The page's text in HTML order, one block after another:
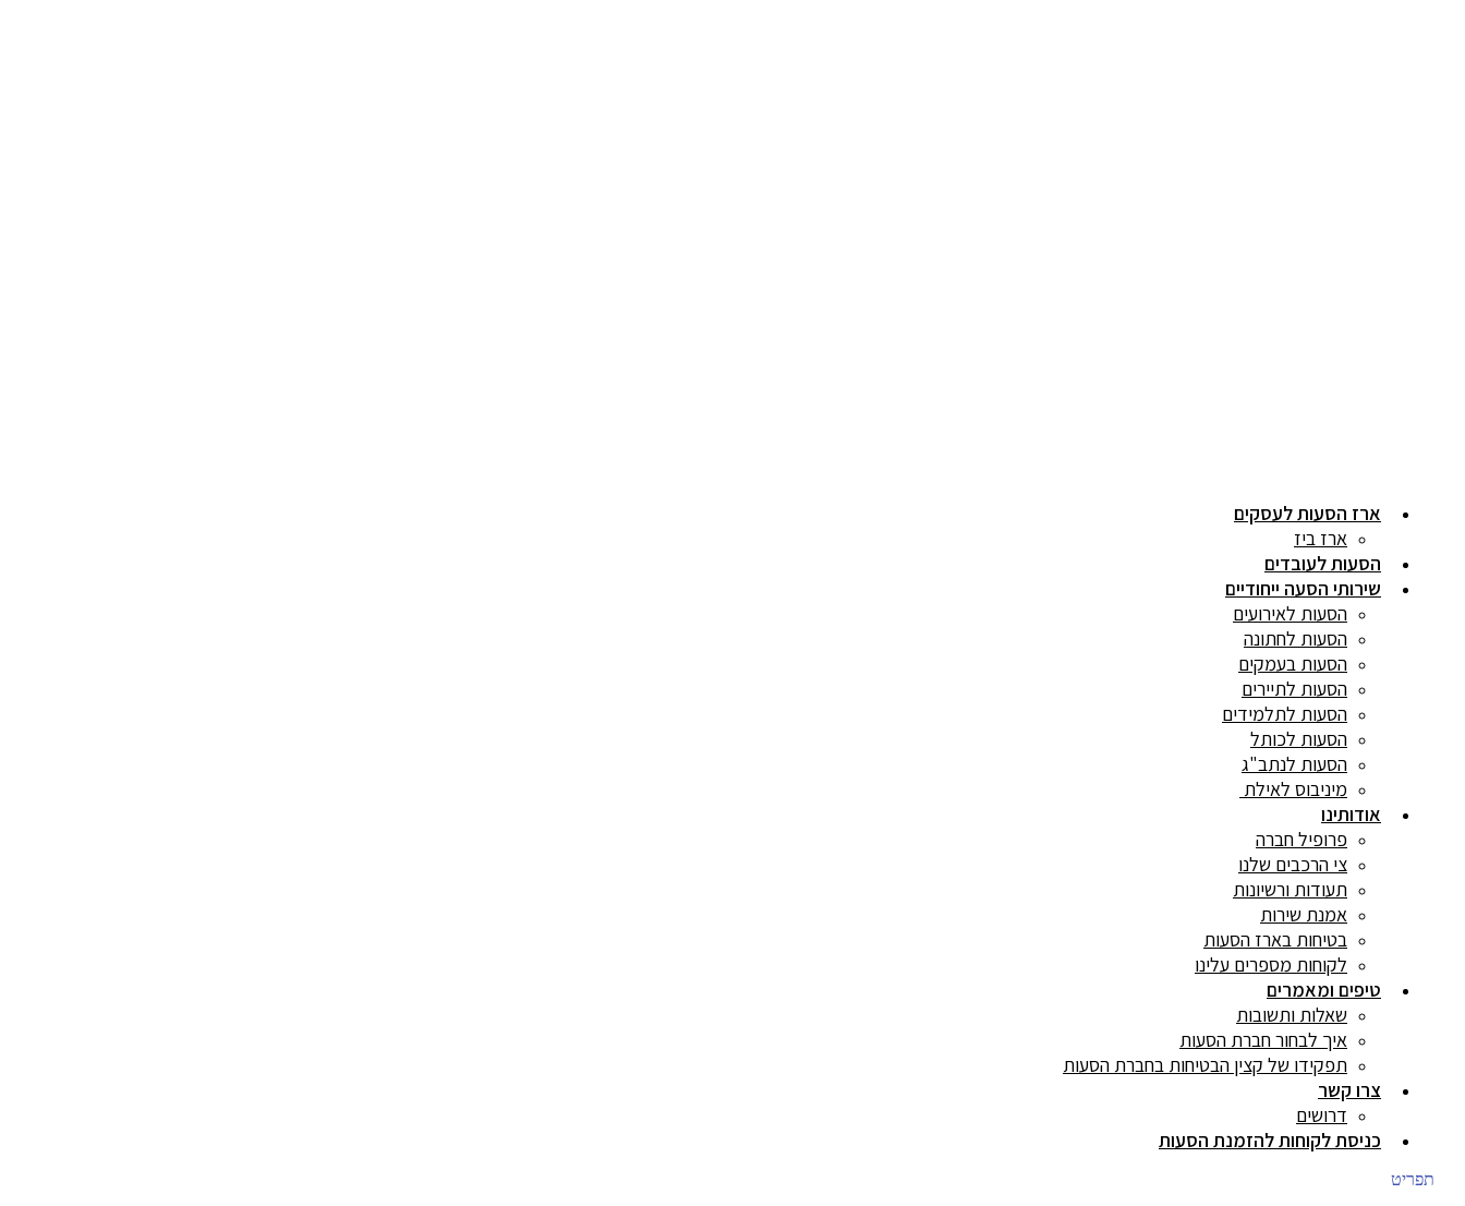
ארז הסעות לעסקים
ארז ביז
הסעות לעובדים
שירותי הסעה ייחודיים
הסעות לאירועים
הסעות לחתונה
הסעות בעמקים
הסעות לתיירים
הסעות לתלמידים
הסעות לכותל
הסעות לנתב"ג
מיניבוס לאילת
אודותינו
פרופיל חברה
צי הרכבים שלנו
תעודות ורשיונות
אמנת שירות
בטיחות בארז הסעות
לקוחות מספרים עלינו
טיפים ומאמרים
שאלות ותשובות
איך לבחור חברת הסעות
תפקידו של קצין הבטיחות בחברת הסעות
צרו קשר
דרושים
כניסת לקוחות להזמנת הסעות
תפריט